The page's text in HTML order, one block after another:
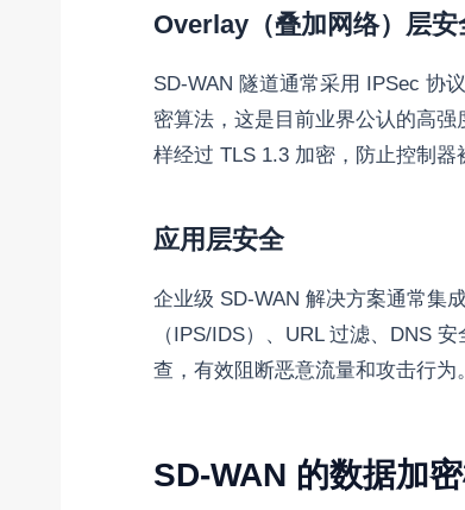
Overlay（叠加网络）层安
SD-WAN 隧道通常采用 IPSec 协
密算法，这是目前业界公认的高
样经过 TLS 1.3 加密，防止控制器
应用层安全
企业级 SD-WAN 解决方案通常集
（IPS/IDS）、URL 过滤、DNS
查，有效阻断恶意流量和攻击行为。
SD-WAN 的数据加